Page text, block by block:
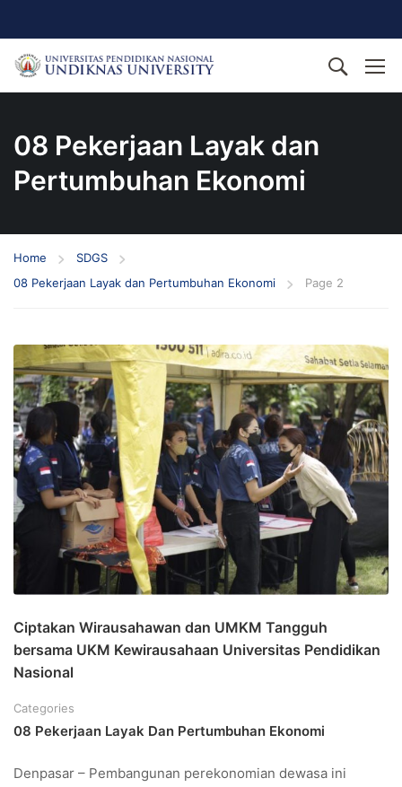
08 Pekerjaan Layak dan
Pertumbuhan Ekonomi
Home
SDGS
08 Pekerjaan Layak dan Pertumbuhan Ekonomi
Page 2
Ciptakan Wirausahawan dan UMKM Tangguh
bersama UKM Kewirausahaan Universitas Pendidikan
Nasional
Categories
08 Pekerjaan Layak Dan Pertumbuhan Ekonomi
Denpasar – Pembangunan perekonomian dewasa ini